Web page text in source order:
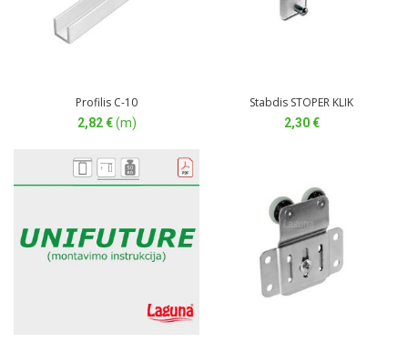
Profilis C-10
2,82€ (m)
Stabdis STOPER KLIK
2,30€